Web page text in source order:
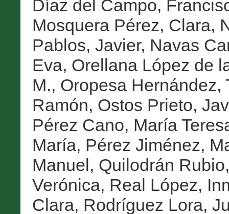
Díaz del Campo,
Mosquera Pérez, Clara,
Pablos, Javier, Navas
Eva, Orellana López de
M., Oropesa Hernández,
Ramón, Ostos Prieto,
Pérez Cano, María
María, Pérez Jiménez,
Manuel, Quilodrán
Verónica, Real López,
Clara, Rodríguez Lora,